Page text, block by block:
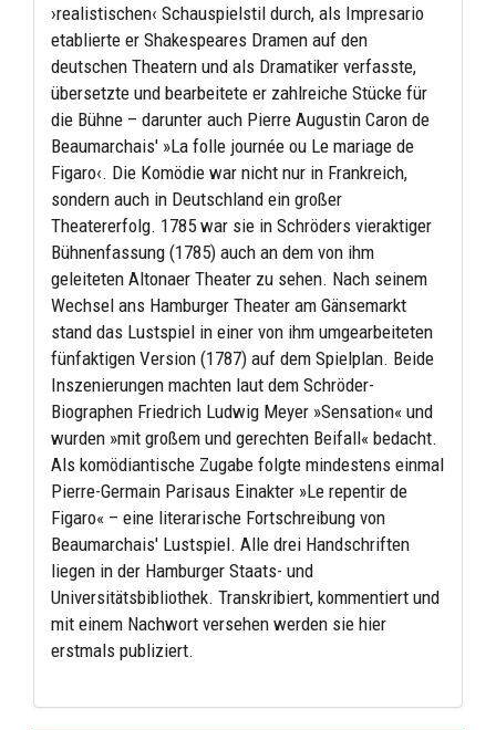
›realistischen‹ Schauspielstil durch, als Impresario
etablierte er Shakespeares Dramen auf den
deutschen Theatern und als Dramatiker verfasste,
übersetzte und bearbeitete er zahlreiche Stücke für
die Bühne – darunter auch Pierre Augustin Caron de
Beaumarchais' »La folle journée ou Le mariage de
Figaro‹. Die Komödie war nicht nur in Frankreich,
sondern auch in Deutschland ein großer
Theatererfolg. 1785 war sie in Schröders vieraktiger
Bühnenfassung (1785) auch an dem von ihm
geleiteten Altonaer Theater zu sehen. Nach seinem
Wechsel ans Hamburger Theater am Gänsemarkt
stand das Lustspiel in einer von ihm umgearbeiteten
fünfaktigen Version (1787) auf dem Spielplan. Beide
Inszenierungen machten laut dem Schröder-
Biographen Friedrich Ludwig Meyer »Sensation« und
wurden »mit großem und gerechten Beifall« bedacht.
Als komödiantische Zugabe folgte mindestens einmal
Pierre-Germain Parisaus Einakter »Le repentir de
Figaro« – eine literarische Fortschreibung von
Beaumarchais' Lustspiel. Alle drei Handschriften
liegen in der Hamburger Staats- und
Universitätsbibliothek. Transkribiert, kommentiert und
mit einem Nachwort versehen werden sie hier
erstmals publiziert.